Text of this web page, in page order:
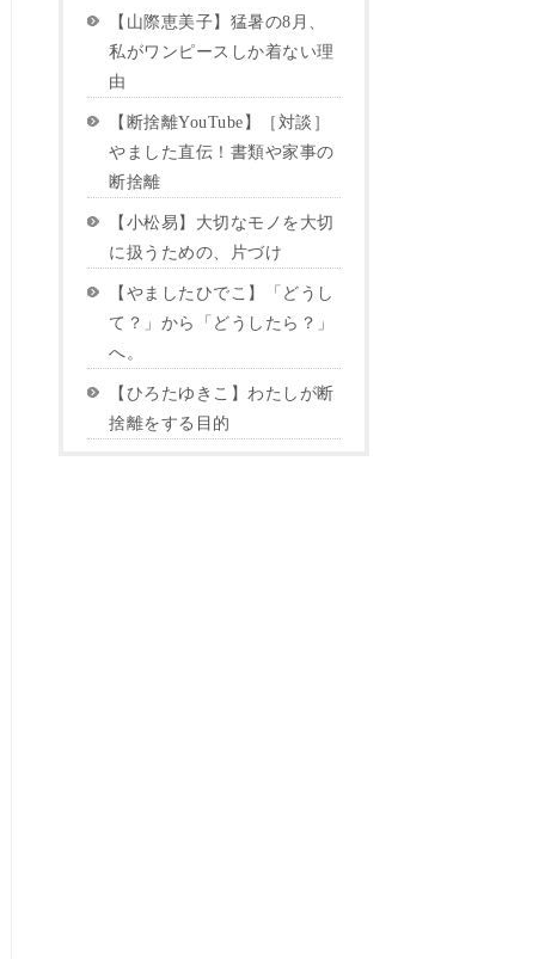
【山際恵美子】猛暑の8月、
私がワンピースしか着ない理
由
【断捨離YouTube】［対談］
やました直伝！書類や家事の
断捨離
【小松易】大切なモノを大切
に扱うための、片づけ
【やましたひでこ】「どうし
て？」から「どうしたら？」
へ。
【ひろたゆきこ】わたしが断
捨離をする目的